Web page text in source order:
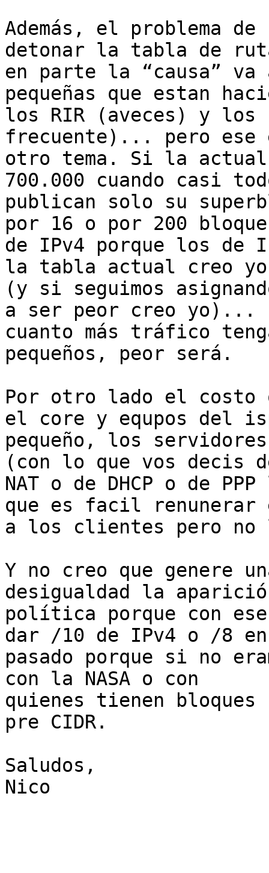
Además, el problema
detonar la tabla de
en parte la “causa”
pequeñas que estan
los RIR (aveces) y los
frecuente)... pero ese
otro tema. Si la
700.000 cuando casi
publican solo su
por 16 o por 200
de IPv4 porque los de
la tabla actual creo yo
(y si seguimos
a ser peor creo yo)...
cuanto más tráfico
pequeños, peor será.
Por otro lado el costo
el core y equpos del
pequeño, los
(con lo que vos decis
NAT o de DHCP o de
que es facil renunerar
a los clientes pero
Y no creo que genere
desigualdad la
política porque con
dar /10 de IPv4 o /8
pasado porque si no
con la NASA o con
quienes tienen bloques
pre CIDR.
Saludos,
Nico